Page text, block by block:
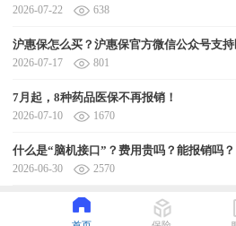
2026-07-22 638
沪惠保怎么买？沪惠保官方微信公众号支
2026-07-17 801
7月起，8种药品医保不再报销！
2026-07-10 1670
什么是“脑机接口”？费用贵吗？能报销吗？
2026-06-30 2570